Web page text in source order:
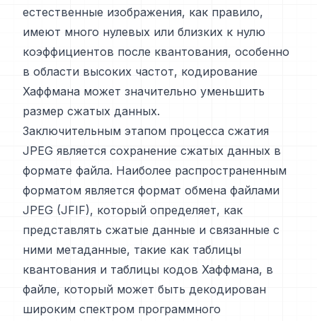
естественные изображения, как правило,
имеют много нулевых или близких к нулю
коэффициентов после квантования, особенно
в области высоких частот, кодирование
Хаффмана может значительно уменьшить
размер сжатых данных.
Заключительным этапом процесса сжатия
JPEG является сохранение сжатых данных в
формате файла. Наиболее распространенным
форматом является формат обмена файлами
JPEG (JFIF), который определяет, как
представлять сжатые данные и связанные с
ними метаданные, такие как таблицы
квантования и таблицы кодов Хаффмана, в
файле, который может быть декодирован
широким спектром программного